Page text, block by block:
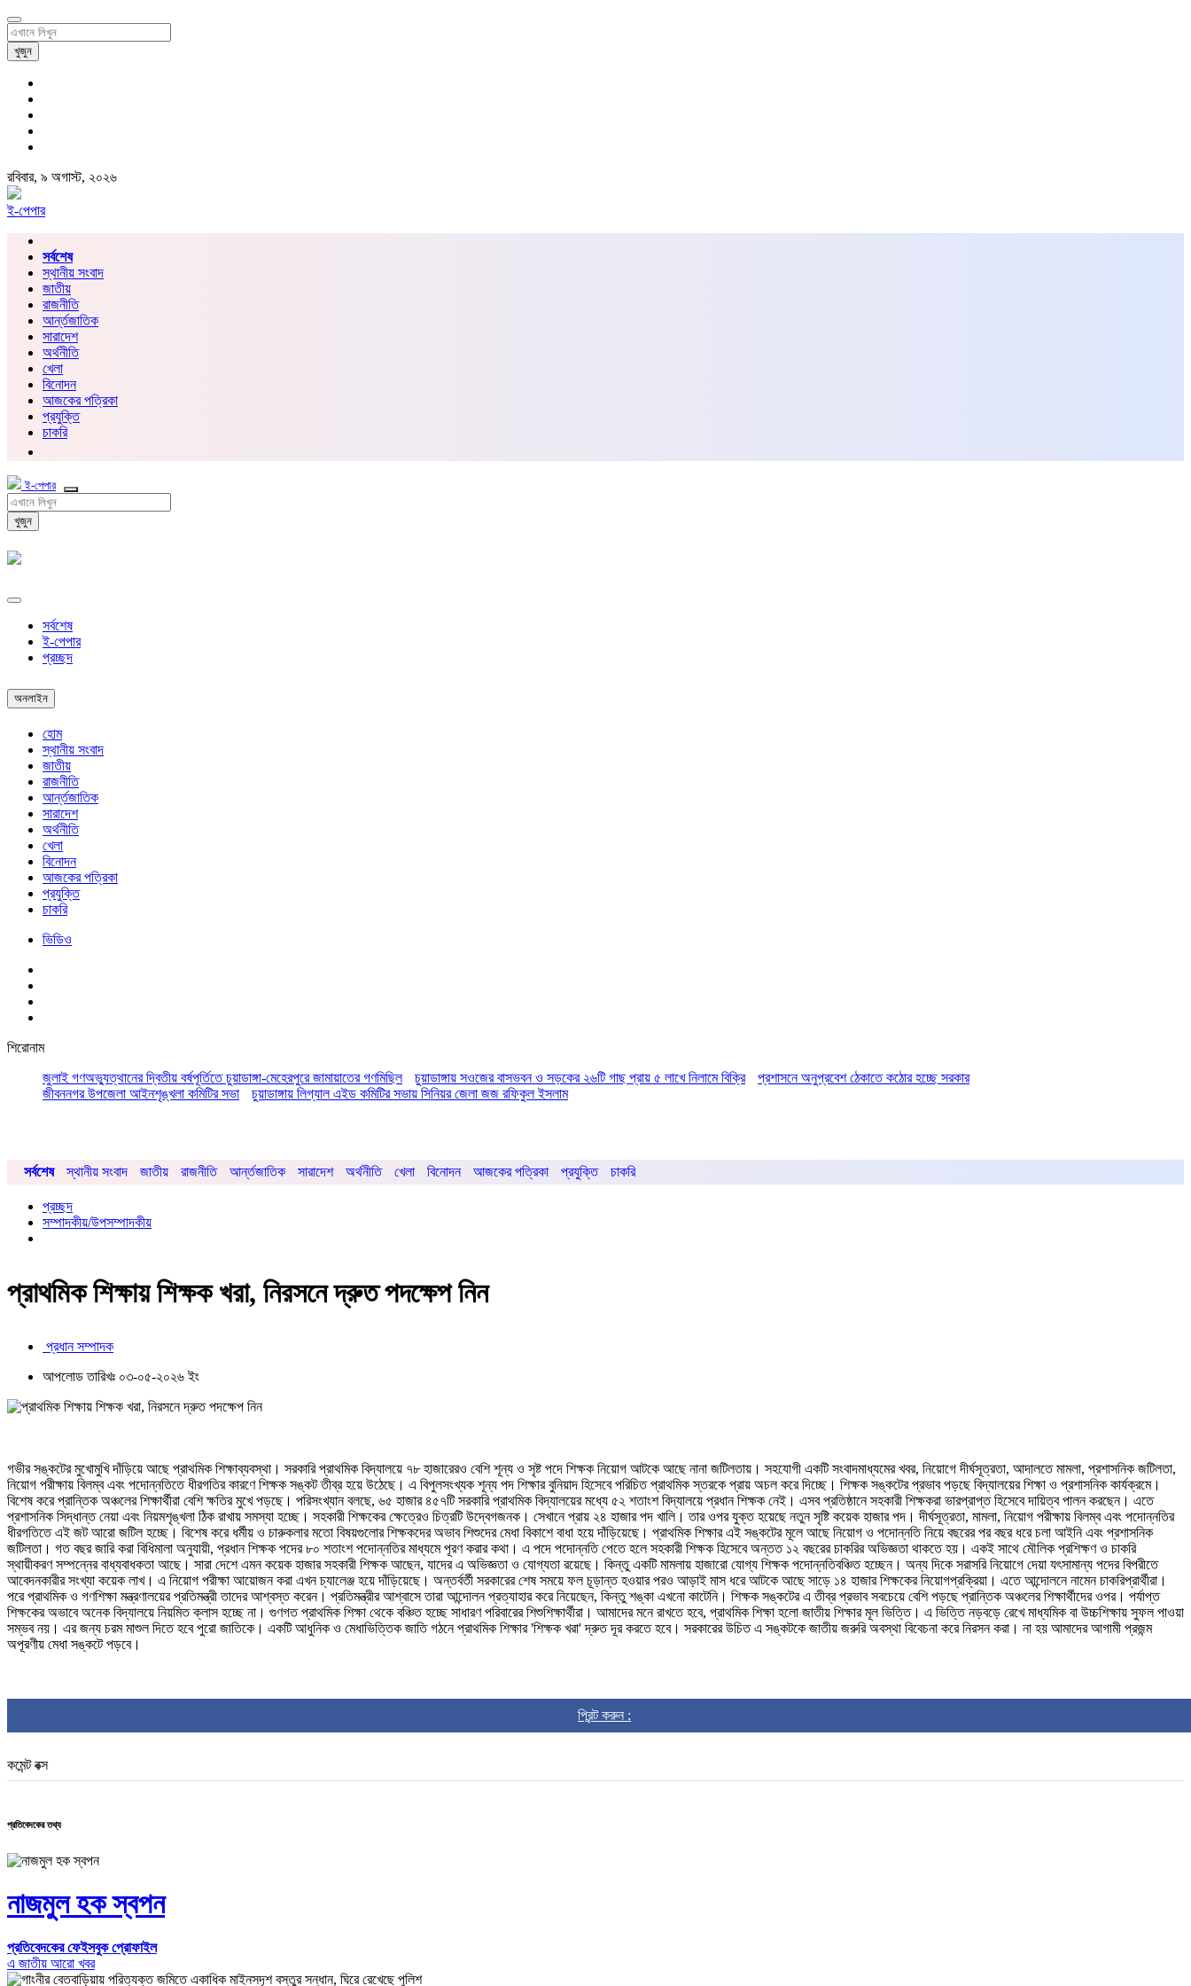
খুজুন
রবিবার, ৯ অগাস্ট, ২০২৬
ই-পেপার
সর্বশেষ
স্থানীয় সংবাদ
জাতীয়
রাজনীতি
আর্ন্তজাতিক
সারাদেশ
অর্থনীতি
খেলা
বিনোদন
আজকের পত্রিকা
প্রযুক্তি
চাকরি
ই-পেপার
খুজুন
সর্বশেষ
ই-পেপার
প্রচ্ছদ
অনলাইন
হোম
স্থানীয় সংবাদ
জাতীয়
রাজনীতি
আর্ন্তজাতিক
সারাদেশ
অর্থনীতি
খেলা
বিনোদন
আজকের পত্রিকা
প্রযুক্তি
চাকরি
ভিডিও
শিরোনাম
জুলাই গণঅভ্যুত্থানের দ্বিতীয় বর্ষপূর্তিতে চুয়াডাঙ্গা-মেহেরপুরে জামায়াতের গণমিছিল
চুয়াডাঙ্গায় সওজের বাসভবন ও সড়কের ২৬টি গাছ প্রায় ৫ লাখে নিলামে বিক্রি
প্রশাসনে অনুপ্রবেশ ঠেকাতে কঠোর হচ্ছে সরকার
জীবননগর উপজেলা আইনশৃঙ্খলা কমিটির সভা
চুয়াডাঙ্গায় লিগ্যাল এইড কমিটির সভায় সিনিয়র জেলা জজ রফিকুল ইসলাম
সর্বশেষ স্থানীয় সংবাদ জাতীয় রাজনীতি আর্ন্তজাতিক সারাদেশ অর্থনীতি খেলা বিনোদন আজকের পত্রিকা প্রযুক্তি চাকরি
প্রচ্ছদ
সম্পাদকীয়/উপসম্পাদকীয়
প্রাথমিক শিক্ষায় শিক্ষক খরা, নিরসনে দ্রুত পদক্ষেপ নিন
প্রধান সম্পাদক
আপলোড তারিখঃ ০৩-০৫-২০২৬ ইং
গভীর সঙ্কটের মুখোমুখি দাঁড়িয়ে আছে প্রাথমিক শিক্ষাব্যবস্থা। সরকারি প্রাথমিক বিদ্যালয়ে ৭৮ হাজারেরও বেশি শূন্য ও সৃষ্ট পদে শিক্ষক নিয়োগ আটকে আছে নানা জটিলতায়। সহযোগী একটি সংবাদমাধ্যমের খবর, নিয়োগে দীর্ঘসূত্রতা, আদালতে মামলা, প্রশাসনিক জটিলতা,
নিয়োগ পরীক্ষায় বিলম্ব এবং পদোন্নতিতে ধীরগতির কারণে শিক্ষক সঙ্কট তীব্র হয়ে উঠেছে। এ বিপুলসংখ্যক শূন্য পদ শিক্ষার বুনিয়াদ হিসেবে পরিচিত প্রাথমিক স্তরকে প্রায় অচল করে দিচ্ছে। শিক্ষক সঙ্কটের প্রভাব পড়ছে বিদ্যালয়ের শিক্ষা ও প্রশাসনিক কার্যক্রমে।
বিশেষ করে প্রান্তিক অঞ্চলের শিক্ষার্থীরা বেশি ক্ষতির মুখে পড়ছে। পরিসংখ্যান বলছে, ৬৫ হাজার ৪৫৭টি সরকারি প্রাথমিক বিদ্যালয়ের মধ্যে ৫২ শতাংশ বিদ্যালয়ে প্রধান শিক্ষক নেই। এসব প্রতিষ্ঠানে সহকারী শিক্ষকরা ভারপ্রাপ্ত হিসেবে দায়িত্ব পালন করছেন। এতে
প্রশাসনিক সিদ্ধান্ত নেয়া এবং নিয়মশৃঙ্খলা ঠিক রাখায় সমস্যা হচ্ছে। সহকারী শিক্ষকের ক্ষেত্রেও চিত্রটি উদ্বেগজনক। সেখানে প্রায় ২৪ হাজার পদ খালি। তার ওপর যুক্ত হয়েছে নতুন সৃষ্টি কয়েক হাজার পদ। দীর্ঘসূত্রতা, মামলা, নিয়োগ পরীক্ষায় বিলম্ব এবং পদোন্নতির
ধীরগতিতে এই জট আরো জটিল হচ্ছে। বিশেষ করে ধর্মীয় ও চারুকলার মতো বিষয়গুলোর শিক্ষকদের অভাব শিশুদের মেধা বিকাশে বাধা হয়ে দাঁড়িয়েছে। প্রাথমিক শিক্ষার এই সঙ্কটের মূলে আছে নিয়োগ ও পদোন্নতি নিয়ে বছরের পর বছর ধরে চলা আইনি এবং প্রশাসনিক
জটিলতা। গত বছর জারি করা বিধিমালা অনুযায়ী, প্রধান শিক্ষক পদের ৮০ শতাংশ পদোন্নতির মাধ্যমে পূরণ করার কথা। এ পদে পদোন্নতি পেতে হলে সহকারী শিক্ষক হিসেবে অন্তত ১২ বছরের চাকরির অভিজ্ঞতা থাকতে হয়। একই সাথে মৌলিক প্রশিক্ষণ ও চাকরি
স্থায়ীকরণ সম্পন্নের বাধ্যবাধকতা আছে। সারা দেশে এমন কয়েক হাজার সহকারী শিক্ষক আছেন, যাদের এ অভিজ্ঞতা ও যোগ্যতা রয়েছে। কিন্তু একটি মামলায় হাজারো যোগ্য শিক্ষক পদোন্নতিবঞ্চিত হচ্ছেন। অন্য দিকে সরাসরি নিয়োগে দেয়া যৎসামান্য পদের বিপরীতে
আবেদনকারীর সংখ্যা কয়েক লাখ। এ নিয়োগ পরীক্ষা আয়োজন করা এখন চ্যালেঞ্জ হয়ে দাঁড়িয়েছে। অন্তর্বর্তী সরকারের শেষ সময়ে ফল চূড়ান্ত হওয়ার পরও আড়াই মাস ধরে আটকে আছে সাড়ে ১৪ হাজার শিক্ষকের নিয়োগপ্রক্রিয়া। এতে আন্দোলনে নামেন চাকরিপ্রার্থীরা।
পরে প্রাথমিক ও গণশিক্ষা মন্ত্রণালয়ের প্রতিমন্ত্রী তাদের আশ্বস্ত করেন। প্রতিমন্ত্রীর আশ্বাসে তারা আন্দোলন প্রত্যাহার করে নিয়েছেন, কিন্তু শঙ্কা এখনো কাটেনি। শিক্ষক সঙ্কটের এ তীব্র প্রভাব সবচেয়ে বেশি পড়ছে প্রান্তিক অঞ্চলের শিক্ষার্থীদের ওপর। পর্যাপ্ত
শিক্ষকের অভাবে অনেক বিদ্যালয়ে নিয়মিত ক্লাস হচ্ছে না। গুণগত প্রাথমিক শিক্ষা থেকে বঞ্চিত হচ্ছে সাধারণ পরিবারের শিশুশিক্ষার্থীরা। আমাদের মনে রাখতে হবে, প্রাথমিক শিক্ষা হলো জাতীয় শিক্ষার মূল ভিত্তি। এ ভিত্তি নড়বড়ে রেখে মাধ্যমিক বা উচ্চশিক্ষায় সুফল পাওয়া
সম্ভব নয়। এর জন্য চরম মাশুল দিতে হবে পুরো জাতিকে। একটি আধুনিক ও মেধাভিত্তিক জাতি গঠনে প্রাথমিক শিক্ষার 'শিক্ষক খরা' দ্রুত দূর করতে হবে। সরকারের উচিত এ সঙ্কটকে জাতীয় জরুরি অবস্থা বিবেচনা করে নিরসন করা। না হয় আমাদের আগামী প্রজন্ম
অপূরণীয় মেধা সঙ্কটে পড়বে।
প্রিন্ট করুন :
কমেন্ট বক্স
প্রতিবেদকের তথ্য
নাজমুল হক স্বপন
প্রতিবেদকের ফেইসবুক প্রোফাইল
এ জাতীয় আরো খবর